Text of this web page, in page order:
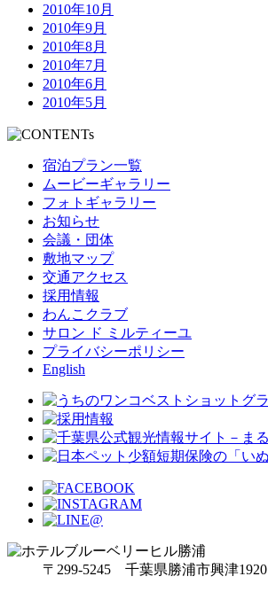
2010年10月
2010年9月
2010年8月
2010年7月
2010年6月
2010年5月
宿泊プラン一覧
ムービーギャラリー
フォトギャラリー
お知らせ
会議・団体
敷地マップ
交通アクセス
採用情報
わんこクラブ
サロン ド ミルティーユ
プライバシーポリシー
English
〒299-5245 千葉県勝浦市興津1920